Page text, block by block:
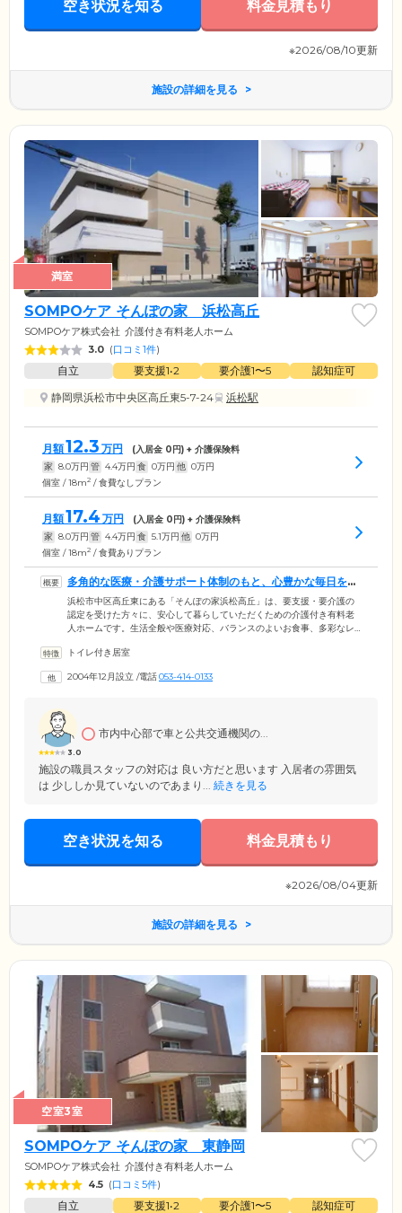
空き状況を知る 料金見積もり
※2026/08/10更新
施設の詳細を見る
満室
SOMPOケア そんぽの家 浜松高丘
SOMPOケア株式会社 介護付き有料老人ホーム
3.0 (口コミ1件)
自立 要支援1•2 要介護1〜5
認知症可
静岡県浜松市中央区高丘東5-7-24
浜松駅
月額12.3 万円 (入居金 0円) + 介護保険料
家 8.0万円 管 4.4万円 食 0万円 他 0万円
個室 / 18m2 / 食費なしプラン
月額17.4 万円 (入居金 0円) + 介護保険料
家 8.0万円 管 4.4万円 食 5.1万円 他 0万円
個室 / 18m2 / 食費ありプラン
多角的な医療・介護サポート体制のもと、心豊かな毎日をお
過ごしください
浜松市中区高丘東にある「そんぽの家浜松高丘」は、要支援・要介護の
認定を受けた方々に、安心して暮らしていただくための介護付き有料老
人ホームです。生活全般や医療対応、バランスのよいお食事、多彩なレ
ポート。お一人おひとりのライフスタイルを尊重し、いつまでも「その
し、随所に手すりを設置したバリアフリー設計を採用。さらにスタッフ
トイレ付き居室
2004年12月設立 /電話053-414-0133
3.0
市内中心部で車と公共交通機関の...
施設の職員スタッフの対応は 良い方だと思います 入居者の雰囲気
は 少ししか見ていないのであまり... 続きを見る
空き状況を知る 料金見積もり
※2026/08/04更新
施設の詳細を見る
空室3室
SOMPOケア そんぽの家 東静岡
SOMPOケア株式会社 介護付き有料老人ホーム
4.5 (口コミ5件)
自立 要支援1•2 要介護1〜5
認知症可